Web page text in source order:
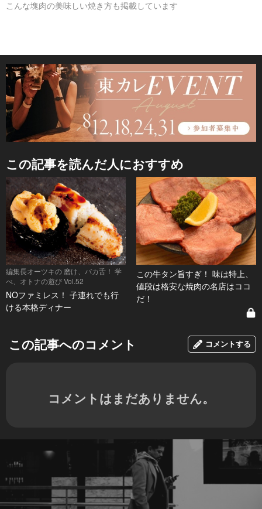
こんな塊肉の美味しい焼き方も掲載しています
この記事を読んだ人におすすめ
編集長オーツキの 磨け、バカ舌！ 学
べ、オトナの遊び Vol.52
NOファミレス！ 子連れでも行
ける本格ディナー
この牛タン旨すぎ！ 味は特上、
値段は格安な焼肉の名店はココ
だ！
この記事へのコメント コメントする
コメントはまだありません。